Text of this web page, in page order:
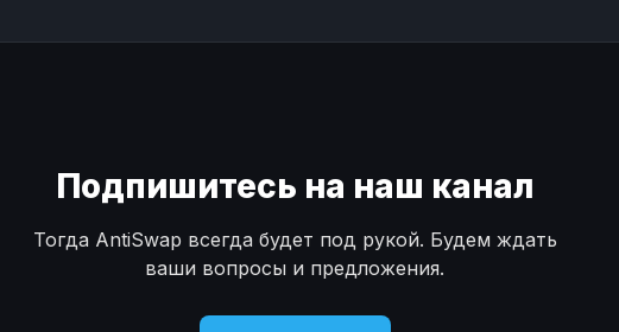
Подпишитесь на наш канал
Тогда AntiSwap всегда будет под рукой. Будем ждать
ваши вопросы и предложения.